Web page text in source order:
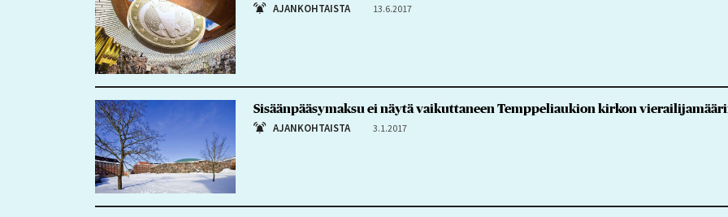
AJANKOHTAISTA 13.6.2017
Sisäänpääsymaksu ei näytä vaikuttaneen Temppeliaukion kirkon
AJANKOHTAISTA 3.1.2017